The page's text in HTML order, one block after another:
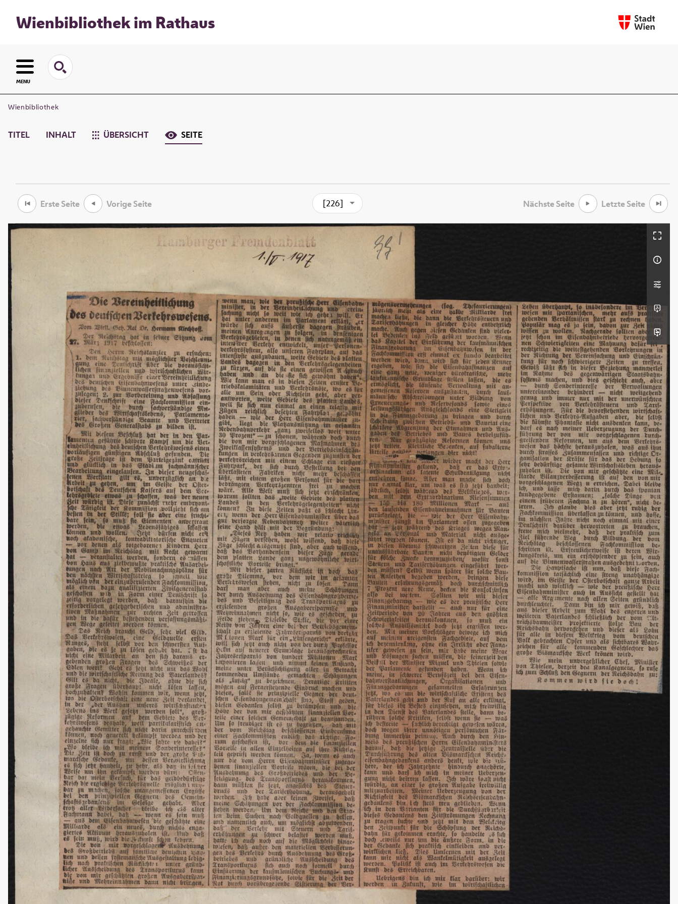
Wienbibliothek im Rathaus
MENU
Wienbibliothek
TITEL INHALT ÜBERSICHT SEITE
Erste Seite Vorige Seite [226] Nächste Seite Letzte Seite